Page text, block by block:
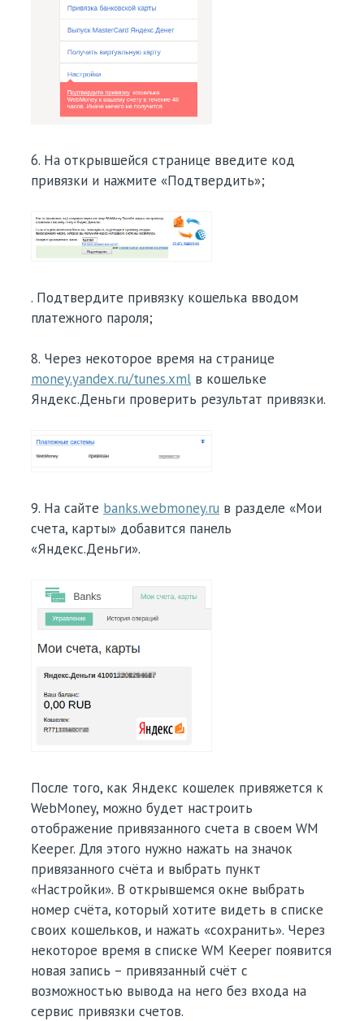
6. На открывшейся странице введите код
привязки и нажмите «Подтвердить»;
. Подтвердите привязку кошелька вводом
платежного пароля;
8. Через некоторое время на странице
money.yandex.ru/tunes.xml в кошельке
Яндекс.Деньги проверить результат привязки.
9. На сайте banks.webmoney.ru в разделе «Мои
счета, карты» добавится панель
«Яндекс.Деньги».
После того, как Яндекс кошелек привяжется к
WebMoney, можно будет настроить
отображение привязанного счета в своем WM
Keeper. Для этого нужно нажать на значок
привязанного счёта и выбрать пункт
«Настройки». В открывшемся окне выбрать
номер счёта, который хотите видеть в списке
своих кошельков, и нажать «сохранить». Через
некоторое время в списке WM Keeper появится
новая запись – привязанный счёт с
возможностью вывода на него без входа на
сервис привязки счетов.